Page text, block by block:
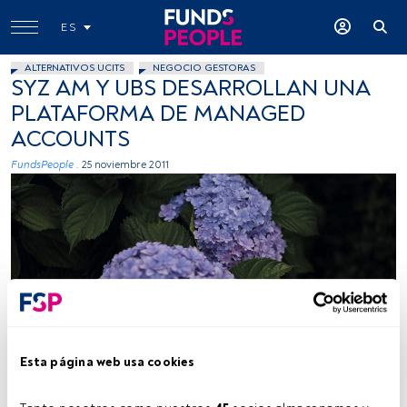
Esta página web usa cookies
ES
ALTERNATIVOS UCITS NEGOCIO GESTORAS
SYZ AM Y UBS DESARROLLAN UNA
PLATAFORMA DE MANAGED
ACCOUNTS
FundsPeople . 25 noviembre 2011
Tiempo lectura: